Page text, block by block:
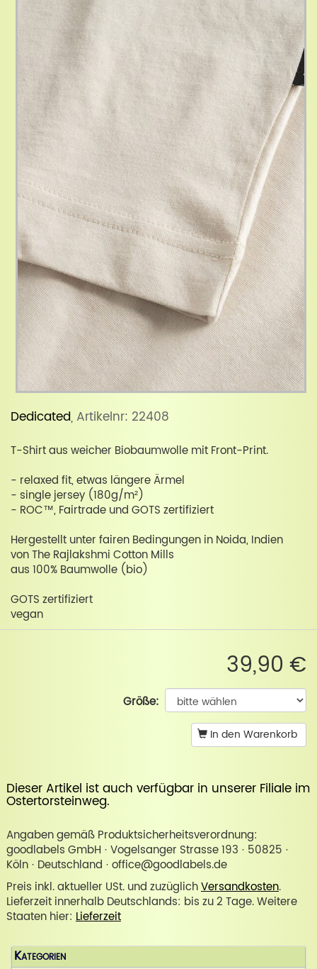
Dedicated, Artikelnr: 22408
T-Shirt aus weicher Biobaumwolle mit Front-Print.
- relaxed fit, etwas längere Ärmel
- single jersey (180g/m²)
- ROC™, Fairtrade und GOTS zertifiziert
Hergestellt unter fairen Bedingungen in Noida, Indien
von The Rajlakshmi Cotton Mills
aus 100% Baumwolle (bio)
GOTS zertifiziert
vegan
39,90 €
Größe:
In den Warenkorb
Dieser Artikel ist auch verfügbar in unserer Filiale im
Ostertorsteinweg.
Angaben gemäß Produktsicherheitsverordnung:
goodlabels GmbH · Vogelsanger Strasse 193 · 50825 ·
Köln · Deutschland · office@goodlabels.de
Preis inkl. aktueller USt. und zuzüglichVersandkosten.
Lieferzeit innerhalb Deutschlands: bis zu 2 Tage. Weitere
Staaten hier: Lieferzeit
Kategorien